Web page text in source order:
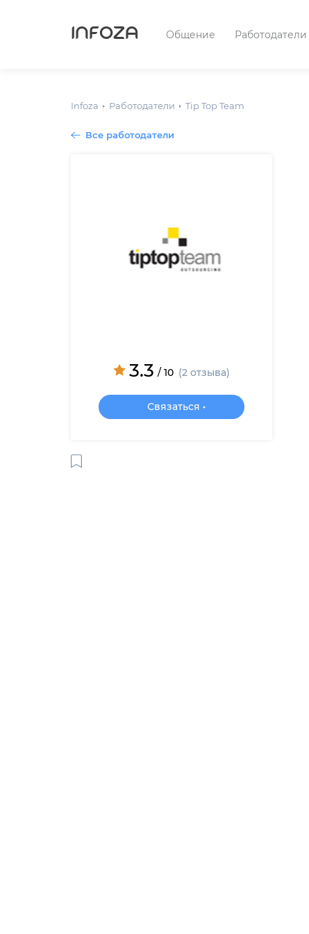
INFOZA Общение Работодатели
Infoza Работодатели Tip Top Team
Все работодатели
3.3 / 10 (2 отзыва)
Связаться